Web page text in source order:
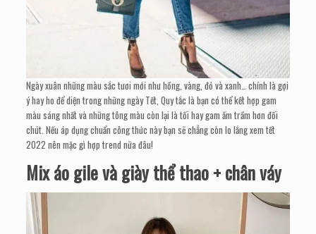
Ngày xuân những màu sắc tươi mới như hồng, vàng, đỏ và xanh… chính là gợi
ý hay ho để diện trong những ngày Tết, Quy tắc là bạn có thể kết hợp gam
màu sáng nhất và những tông màu còn lại là tối hay gam ấm trầm hơn đối
chút. Nếu áp dụng chuẩn công thức này bạn sẽ chẳng còn lo lắng xem tết
2022 nên mặc gì hợp trend nữa đâu!
Mix áo gile và giày thể thao + chân váy